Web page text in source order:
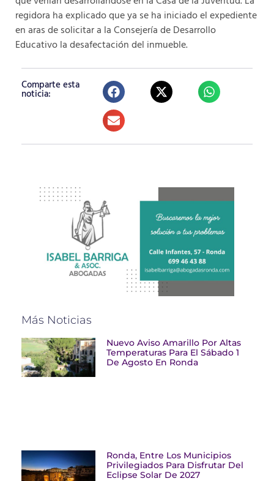
regidora ha explicado que ya se ha iniciado el expediente
en aras de solicitar a la Consejería de Desarrollo
Educativo la desafectación del inmueble.
Comparte esta
noticia:
Más Noticias
Nuevo Aviso Amarillo Por Altas
Temperaturas Para El Sábado 1
De Agosto En Ronda
Ronda, Entre Los Municipios
Privilegiados Para Disfrutar Del
Eclipse Solar De 2027